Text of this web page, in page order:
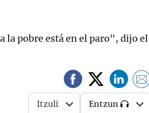
la pobre está en el paro", dijo el
Itzuli Entzun